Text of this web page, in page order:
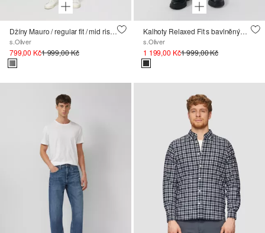
Džíny Mauro / regular fit / mid rise / tapered leg
s.Oliver
799,00 Kč1 999,00 Kč
Kalhoty Relaxed Fit s bavlněným strečem a vlněným vzhledem
s.Oliver
1 199,00 Kč1 999,00 Kč